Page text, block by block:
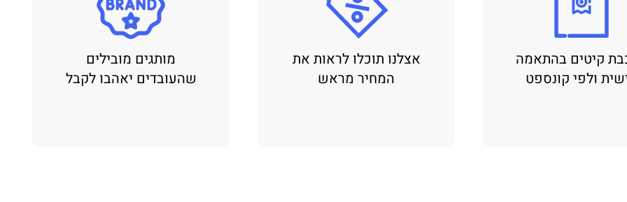
קיטים בהתאמה
ולפי קונספט
אצלנו תוכלו לראות את
המחיר מראש
מותגים מובילים
שהעובדים יאהבו לקבל